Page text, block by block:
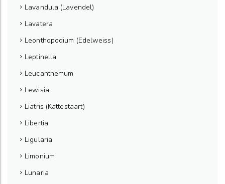
Lavandula (Lavendel)
Lavatera
Leonthopodium (Edelweiss)
Leptinella
Leucanthemum
Lewisia
Liatris (Kattestaart)
Libertia
Ligularia
Limonium
Lunaria